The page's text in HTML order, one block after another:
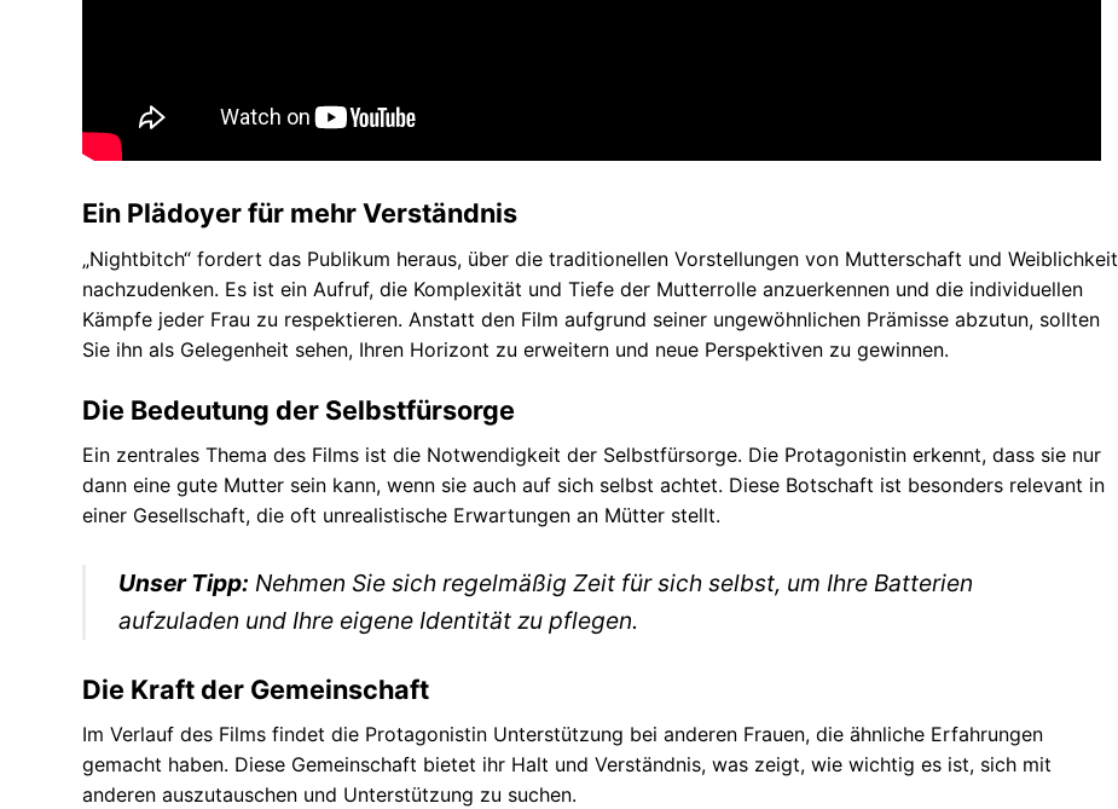
Ein Plädoyer für mehr Verständnis
„Nightbitch“ fordert das Publikum heraus, über die traditionellen Vorstellungen von Mutterschaft und Weiblichkeit
nachzudenken. Es ist ein Aufruf, die Komplexität und Tiefe der Mutterrolle anzuerkennen und die individuellen
Kämpfe jeder Frau zu respektieren. Anstatt den Film aufgrund seiner ungewöhnlichen Prämisse abzutun, sollten
Sie ihn als Gelegenheit sehen, Ihren Horizont zu erweitern und neue Perspektiven zu gewinnen.
Die Bedeutung der Selbstfürsorge
Ein zentrales Thema des Films ist die Notwendigkeit der Selbstfürsorge. Die Protagonistin erkennt, dass sie nur
dann eine gute Mutter sein kann, wenn sie auch auf sich selbst achtet. Diese Botschaft ist besonders relevant in
einer Gesellschaft, die oft unrealistische Erwartungen an Mütter stellt.
Unser Tipp: Nehmen Sie sich regelmäßig Zeit für sich selbst, um Ihre Batterien
aufzuladen und Ihre eigene Identität zu pflegen.
Die Kraft der Gemeinschaft
Im Verlauf des Films findet die Protagonistin Unterstützung bei anderen Frauen, die ähnliche Erfahrungen
gemacht haben. Diese Gemeinschaft bietet ihr Halt und Verständnis, was zeigt, wie wichtig es ist, sich mit
anderen auszutauschen und Unterstützung zu suchen.